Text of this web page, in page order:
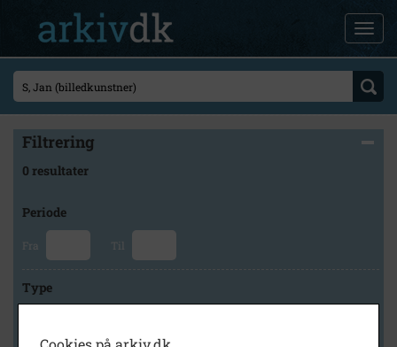
Filtrering
0 resultater
Periode
Fra Til
Type